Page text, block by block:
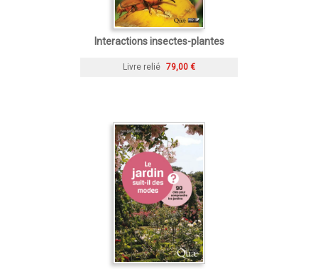
Interactions insectes-plantes
Livre relié 79,00 €